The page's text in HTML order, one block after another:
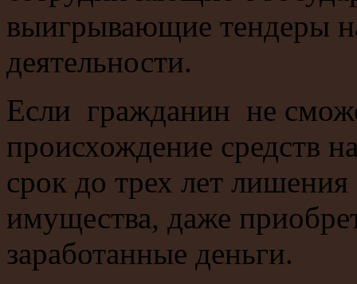
выигрывающие тендеры
деятельности.
Если гражданин не
происхождение средств
срок до трех лет
имущества, даже
заработанные деньги.